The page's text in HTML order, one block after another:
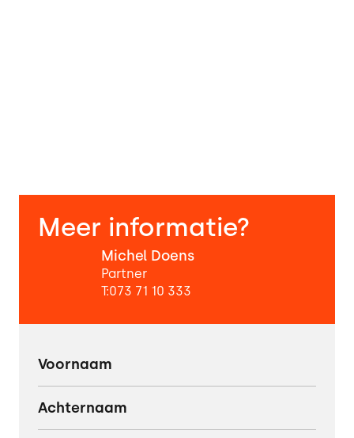
Meer informatie?
Michel Doens
Partner
T:073 71 10 333